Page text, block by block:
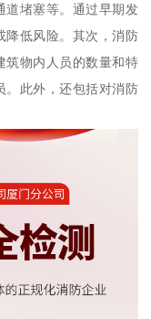
道堵塞等。通过早期发
降低风险。其次，消防
筑物内人员的数量和特
。此外，还包括对消防